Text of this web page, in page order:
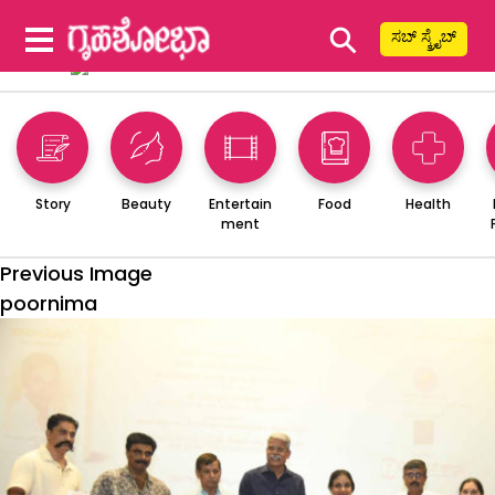
⚲ ಸಬ್ ಸ್ಕ್ರೈಬ್
Story Beauty
Entertain
ment
Food Health
Previous Image
poornima